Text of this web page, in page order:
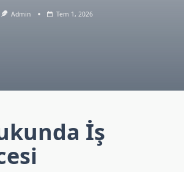
Admin Tem 1, 2026
İş